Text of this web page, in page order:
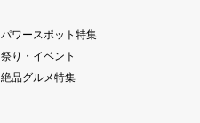
パワースポット特集
祭り・イベント
絶品グルメ特集